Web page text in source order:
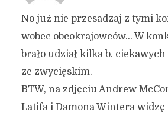
No już nie przesadzaj z tymi
wobec obcokrajowców… W
brało udział kilka b. ciekawych
ze zwycięskim.
BTW, na zdjęciu Andrew
Latifa i Damona Wintera widzę